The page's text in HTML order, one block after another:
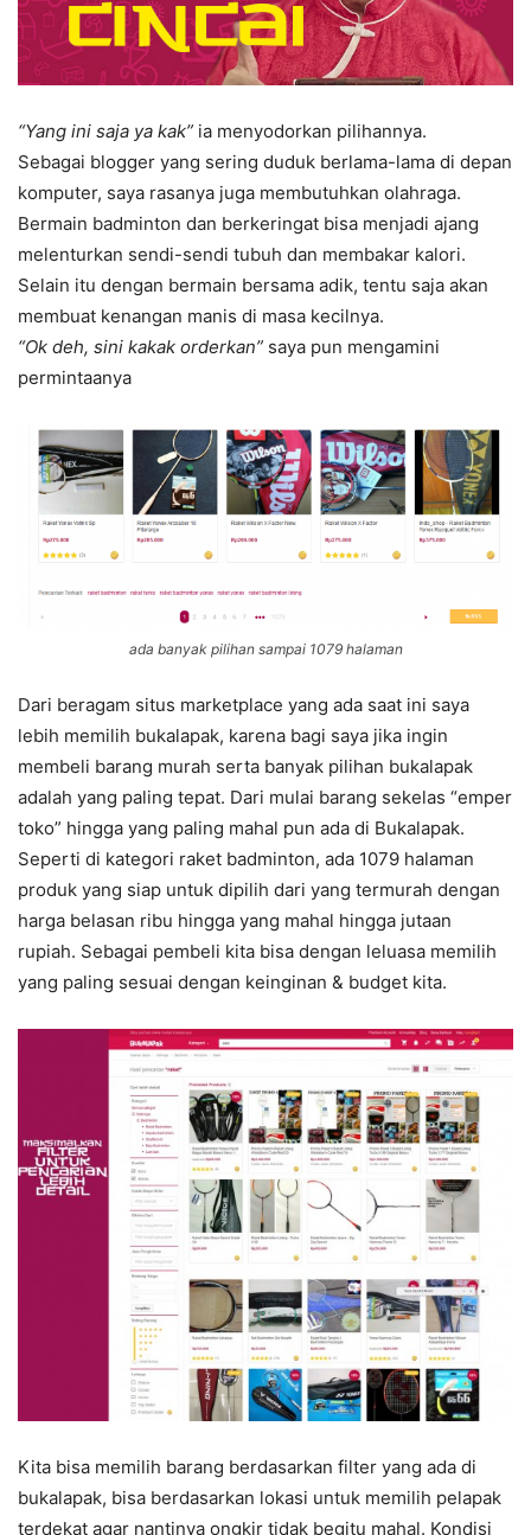
“Yang ini saja ya kak” ia menyodorkan pilihannya.
Sebagai blogger yang sering duduk berlama-lama di depan
komputer, saya rasanya juga membutuhkan olahraga.
Bermain badminton dan berkeringat bisa menjadi ajang
melenturkan sendi-sendi tubuh dan membakar kalori.
Selain itu dengan bermain bersama adik, tentu saja akan
membuat kenangan manis di masa kecilnya.
“Ok deh, sini kakak orderkan” saya pun mengamini
permintaanya
ada banyak pilihan sampai 1079 halaman
Dari beragam situs marketplace yang ada saat ini saya
lebih memilih bukalapak, karena bagi saya jika ingin
membeli barang murah serta banyak pilihan bukalapak
adalah yang paling tepat. Dari mulai barang sekelas “emper
toko” hingga yang paling mahal pun ada di Bukalapak.
Seperti di kategori raket badminton, ada 1079 halaman
produk yang siap untuk dipilih dari yang termurah dengan
harga belasan ribu hingga yang mahal hingga jutaan
rupiah. Sebagai pembeli kita bisa dengan leluasa memilih
yang paling sesuai dengan keinginan & budget kita.
Kita bisa memilih barang berdasarkan filter yang ada di
bukalapak, bisa berdasarkan lokasi untuk memilih pelapak
terdekat agar nantinya ongkir tidak begitu mahal. Kondisi